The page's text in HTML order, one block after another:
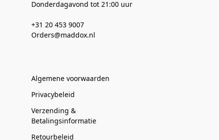
Donderdagavond tot 21:00 uur
+31 20 453 9007
Orders@maddox.nl
Algemene voorwaarden
Privacybeleid
Verzending &
Betalingsinformatie
Retourbeleid